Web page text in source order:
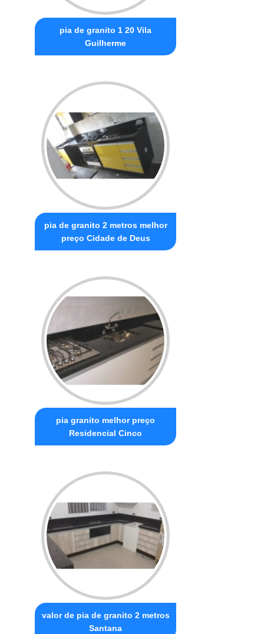
pia de granito 1 20 Vila
Guilherme
pia de granito 2 metros melhor
preço Cidade de Deus
pia granito melhor preço
Residencial Cinco
valor de pia de granito 2 metros
Santana